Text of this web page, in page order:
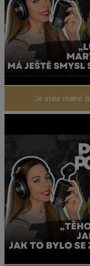
Je stále reálné